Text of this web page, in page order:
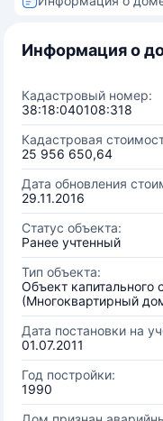
Информация о
Кадастровый номер:
38:18:040108:318
Кадастровая
25 956 650,64
Дата обновления
29.11.2016
Статус объекта:
Ранее учтенный
Тип объекта:
Объект капитального
(Многоквартирный
Дата постановки на
01.07.2011
Год постройки:
1990